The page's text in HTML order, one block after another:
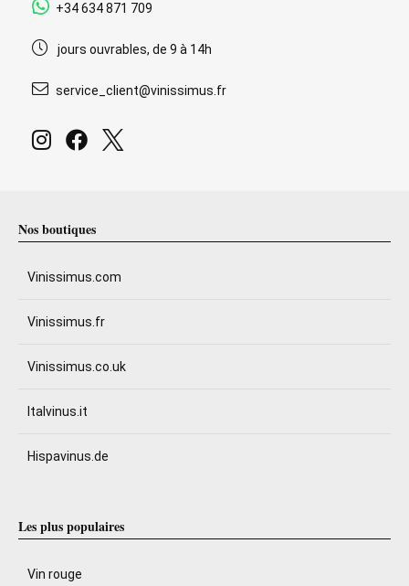
+34 634 871 709
jours ouvrables, de 9 à 14h
service_client@vinissimus.fr
Nos boutiques
Vinissimus.com
Vinissimus.fr
Vinissimus.co.uk
Italvinus.it
Hispavinus.de
Les plus populaires
Vin rouge